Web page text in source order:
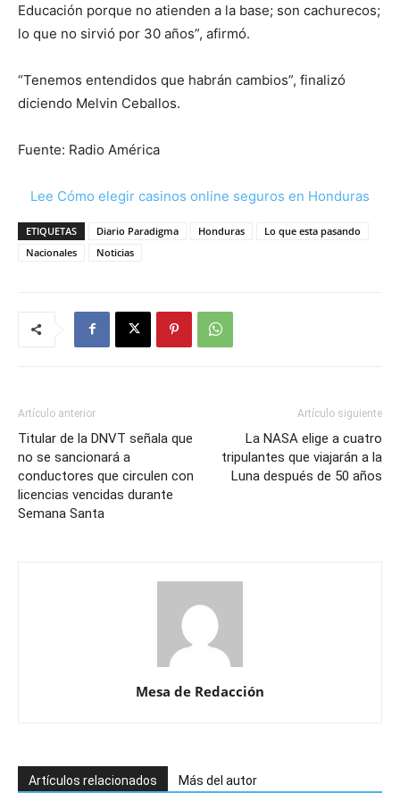
Educación porque no atienden a la base; son cachurecos;
lo que no sirvió por 30 años”, afirmó.
“Tenemos entendidos que habrán cambios”, finalizó
diciendo Melvin Ceballos.
Fuente: Radio América
Lee Cómo elegir casinos online seguros en Honduras
ETIQUETAS Diario Paradigma Honduras
Lo que esta pasando
Nacionales
Noticias
Artículo anterior
Titular de la DNVT señala que
no se sancionará a
conductores que circulen con
licencias vencidas durante
Semana Santa
Artículo siguiente
La NASA elige a cuatro
tripulantes que viajarán a la
Luna después de 50 años
Mesa de Redacción
Artículos relacionados Más del autor